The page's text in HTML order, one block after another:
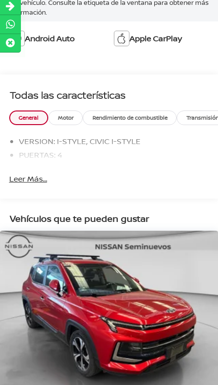
del vehículo. Consulte la etiqueta de la ventana para obtener más
información.
Android Auto Apple CarPlay
Todas las características
General Motor Rendimiento de combustible
VERSION: I-STYLE, CIVIC I-STYLE
PUERTAS: 4
Leer Más...
Vehículos que te pueden gustar